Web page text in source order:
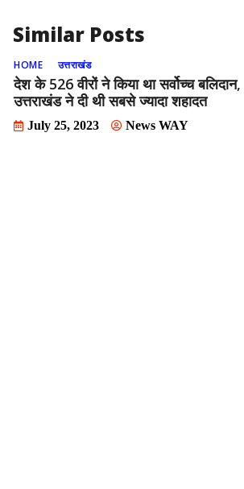
k
Similar Posts
HOME उत्तराखंड
देश के 526 वीरों ने किया था सर्वोच्‍च बलिदान,
उत्तराखंड ने दी थी सबसे ज्‍यादा शहादत
July 25, 2023 News WAY